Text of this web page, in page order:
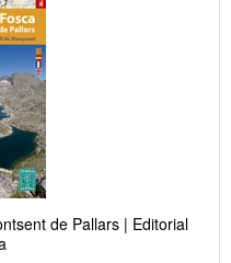
de Pallars | Editorial